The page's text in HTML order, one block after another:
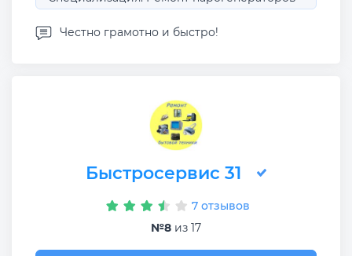
Честно грамотно и быстро!
Быстросервис 31
7 отзывов
№8 из 17